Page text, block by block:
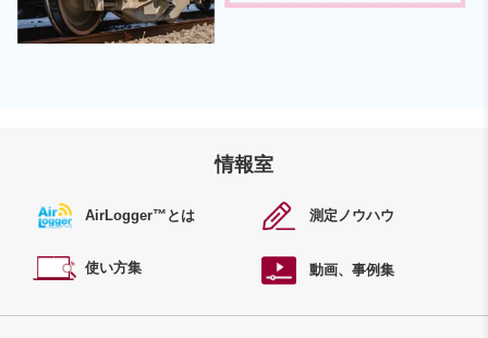
情報室
AirLogger™ とは 測定ノウハウ
使い方集 動画、事例集